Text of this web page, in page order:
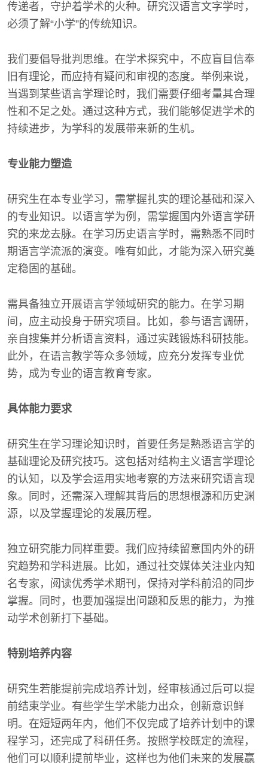
传递者，守护着学术的火种。研究汉语言文字学时，
必须了解“小学”的传统知识。
我们要倡导批判思维。在学术探究中，不应盲目信奉
旧有理论，而应持有疑问和审视的态度。举例来说，
当遇到某些语言学理论时，我们需要仔细考量其合理
性和不足之处。通过这种方式，我们能够促进学术的
持续进步，为学科的发展带来新的生机。
专业能力塑造
研究生在本专业学习，需掌握扎实的理论基础和深入
的专业知识。以语言学为例，需掌握国内外语言学研
究的来龙去脉。在学习历史语言学时，需熟悉不同时
期语言学流派的演变。唯有如此，才能为深入研究奠
定稳固的基础。
需具备独立开展语言学领域研究的能力。在学习期
间，应主动投身于研究项目。比如，参与语言调研，
亲自搜集并分析语言资料，通过实践锻炼科研技能。
此外，在语言教学等众多领域，应充分发挥专业优
势，成为专业的语言教育专家。
具体能力要求
研究生在学习理论知识时，首要任务是熟悉语言学的
基础理论及研究技巧。这包括对结构主义语言学理论
的认知，以及学会运用实地考察的方法来研究语言现
象。同时，还需深入理解其背后的思想根源和历史渊
源，以及掌握理论的发展历程。
独立研究能力同样重要。我们应持续留意国内外的研
究趋势和学科进展。比如，通过社交媒体关注业内知
名专家，阅读优秀学术期刊，保持对学科前沿的同步
掌握。同时，也要加强提出问题和反思的能力，为推
动学术创新打下基础。
特别培养内容
研究生若能提前完成培养计划，经审核通过后可以提
前结束学业。有些学生学术能力出众，创新意识鲜
明。在短短两年内，他们不仅完成了培养计划中的课
程学习，还完成了科研任务。按照学校既定的流程，
他们可以顺利提前毕业，这样也为他们未来的发展赢